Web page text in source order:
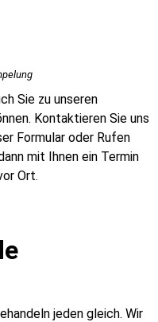
Sie zu unseren
Kontaktieren Sie uns
Formular oder Rufen
mit Ihnen ein Termin
Ort.
jeden gleich. Wir